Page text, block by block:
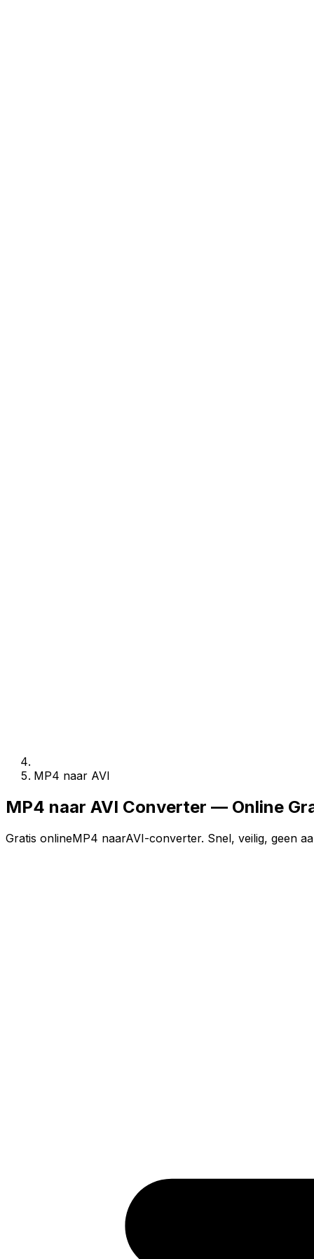
MP4 naar AVI
MP4 naar AVI Converter — Online
Gratis onlineMP4 naarAVI-converter. Snel, veilig, geen